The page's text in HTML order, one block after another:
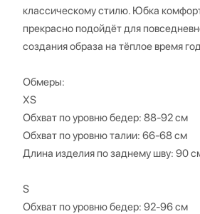
классическому стилю. Юбка
прекрасно подойдёт для
создания образа на тёплое время
Обмеры:
XS
Обхват по уровню бедер: 88-92 см
Обхват по уровню талии: 66-68 см
Длина изделия по заднему шву: 90
S
Обхват по уровню бедер: 92-96 см